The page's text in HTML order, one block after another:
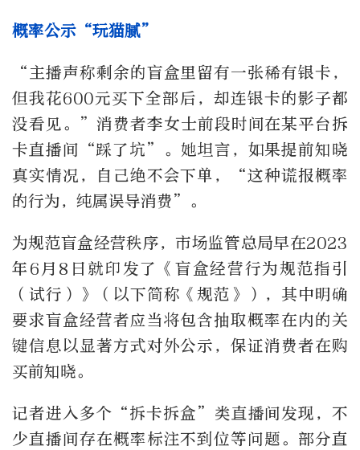
概率公示“玩猫腻”
“主播声称剩余的盲盒里留有一张稀有银卡，
但我花600元买下全部后，却连银卡的影子都
没看见。”消费者李女士前段时间在某平台拆
卡直播间“踩了坑”。她坦言，如果提前知晓
真实情况，自己绝不会下单，“这种谎报概率
的行为，纯属误导消费”。
为规范盲盒经营秩序，市场监管总局早在2023
年6月8日就印发了《盲盒经营行为规范指引
（试行）》（以下简称《规范》），其中明确
要求盲盒经营者应当将包含抽取概率在内的关
键信息以显著方式对外公示，保证消费者在购
买前知晓。
记者进入多个“拆卡拆盒”类直播间发现，不
少直播间存在概率标注不到位等问题。部分直